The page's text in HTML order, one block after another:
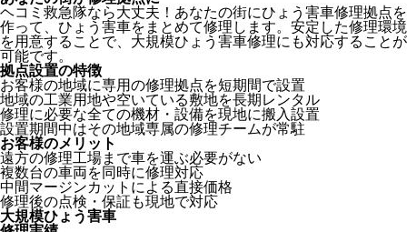
ヘコミ救急隊なら大丈夫！あなたの街にひょう害車修理拠点を
作って、ひょう害車をまとめて修理します。安定した修理環境
を用意することで、大規模ひょう害車修理にも対応することが
可能です。
拠点設置の特徴
お客様の地域に専用の修理拠点を短期間で設置
地域の工業用地や空いている敷地を長期レンタル
修理に必要な全ての機材・設備を現地に搬入設置
設置期間中はその地域専属の修理チームが常駐
お客様のメリット
遠方の修理工場まで車を運ぶ必要がない
複数台の車両を同時に修理対応
中間マージンカットによる直接価格
修理後の点検・保証も現地で対応
大規模ひょう害車